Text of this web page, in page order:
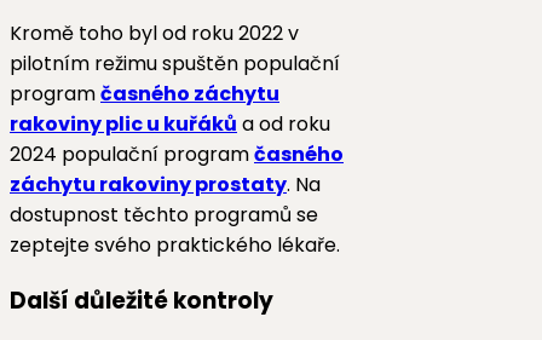
Kromě toho byl od roku 2022 v
pilotním režimu spuštěn populační
programčasného záchytu
rakoviny plic u kuřáků a od roku
2024 populační programčasného
záchytu rakoviny prostaty. Na
dostupnost těchto programů se
zeptejte svého praktického lékaře.
Další důležité kontroly